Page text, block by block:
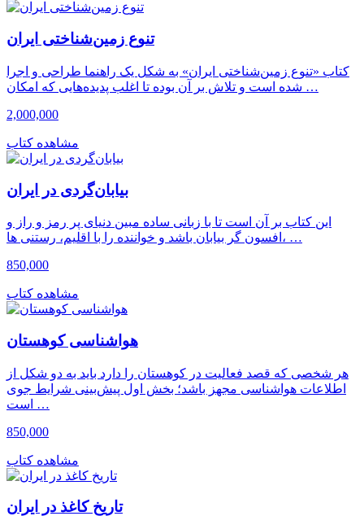
تنوع زمین‌شناختی ایران
کتاب «تنوع زمین‌شناختی ایران» به شکل یک راهنما طراحی و اجرا
شده است و تلاش بر آن بوده تا اغلب پدیده‌هایی که امکان …
2,000,000
مشاهده کتاب
بیابان‌گردی در ایران
این کتاب بر آن است تا با زبانی ساده مبین دنیای پر رمز و راز و
افسون گر بیابان باشد و خواننده را با اقلیم، رستنی ها، …
850,000
مشاهده کتاب
هواشناسی کوهستان
هر شخصی که قصد فعالیت در کوهستان را دارد باید به دو شکل از
اطلاعات هواشناسی مجهز باشد؛ بخش اول پیش‌بینی شرایط جوی
است …
850,000
مشاهده کتاب
تاریخ کاغذ در ایران